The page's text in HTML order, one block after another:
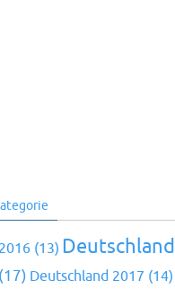
(13) Deutschland
(17) Deutschland 2017 (14)